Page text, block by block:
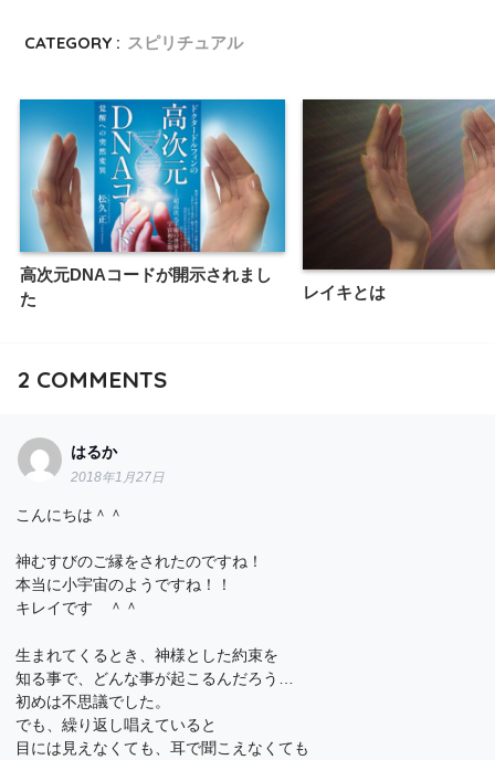
CATEGORY : スピリチュアル
高次元DNAコードが開示されまし
た
レイキとは
2 COMMENTS
はるか
2018年1月27日
こんにちは＾＾
神むすびのご縁をされたのですね！
本当に小宇宙のようですね！！
キレイです ＾＾
生まれてくるとき、神様とした約束を
知る事で、どんな事が起こるんだろう…
初めは不思議でした。
でも、繰り返し唱えていると
目には見えなくても、耳で聞こえなくても